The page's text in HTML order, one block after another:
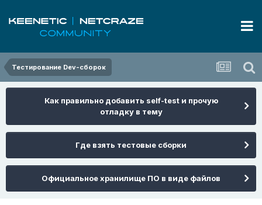
Тестирование Dev-сборок
Как правильно добавить self-test и прочую
отладку в тему
Где взять тестовые сборки
Официальное хранилище ПО в виде файлов